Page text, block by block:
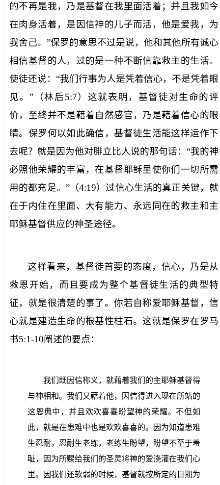
的不再是我，乃是基督在我里面活着；并且我如今
在肉身活着，是因信神的儿子而活，他是爱我，为
我舍己。”保罗的意思不过是说，他和其他所有诚心
相信基督的人，过的是一种不断信靠救主的生活。
使徒还说：“我们行事为人是凭着信心，不是凭着眼
见。”（林后5:7）这就表明，基督徒对生命的评
价，至终并不是藉着自然感官，乃是藉着信心的眼
睛。保罗何以如此确信，基督徒生活能这样运作下
去呢？就是因为他对腓立比人说的那句话：“我的神
必照他荣耀的丰富，在基督耶稣里使你们一切所需
用的都充足。”（4:19）过信心生活的真正关键，就
在于内住在里面、大有能力、永远同在的救主和主
耶稣基督供应的神圣途径。
这样看来，基督徒首要的态度，信心，乃是从
救恩开始，而且要成为整个基督徒生活的典型特
征，就是很清楚的事了。你若自称爱耶稣基督，信
心就是建造生命的根基性柱石。这就是保罗在罗马
书5:1-10阐述的要点：
我们既因信称义，就藉着我们的主耶稣基督得
与神相和。我们又藉着他，因信得进入现在所站的
这恩典中，并且欢欢喜喜盼望神的荣耀。不但如
此，就是在患难中也是欢欢喜喜的。因为知道患难
生忍耐，忍耐生老练，老练生盼望，盼望不至于羞
耻，因为所赐给我们的圣灵将神的爱浇灌在我们心
里。因我们还软弱的时候，基督就按所定的日期为